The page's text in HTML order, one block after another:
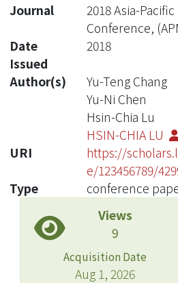
Journal
2018 Asia-
Conference,
Date
Issued
2018
Author(s)
Yu-Teng Chang
Yu-Ni Chen
Hsin-Chia Lu
HSIN-CHIA LU
URI
https://
e/123456789/
Type
conference
Views
9
Acquisition Date
Aug 1, 2026